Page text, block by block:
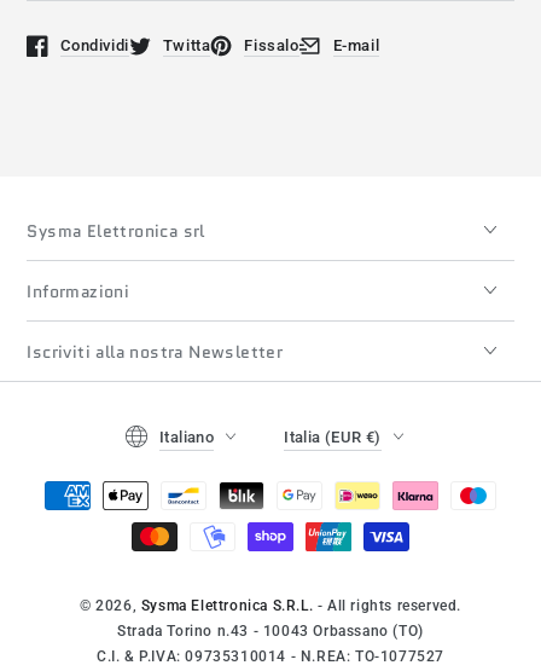
Condividi
Si apre in una nuova finestra.
Twitta
Si apre in una nuova finestra.
Fissalo
Si apre in una nuova finestra.
E-mail
Si apre in una nuova
Sysma Elettronica srl
Informazioni
Iscriviti alla nostra Newsletter
© 2026, Sysma Elettronica S.R.L. - All rights reserved.
Strada Torino n.43 - 10043 Orbassano (TO)
C.I. & P.IVA: 09735310014 - N.REA: TO-1077527
Lingua
Italiano Italia (EUR €)
Modalità